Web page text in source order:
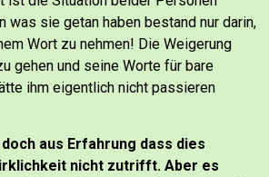
was sie getan haben bestand nur darin,
Wort zu nehmen! Die Weigerung
gehen und seine Worte für bare
ihm eigentlich nicht passieren
aus Erfahrung dass dies
nicht zutrifft. Aber es